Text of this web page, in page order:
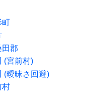
町
田郡
(宮前村)
(曖昧さ回避)
村